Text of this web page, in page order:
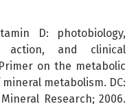
D: photobiology,
action, and clinical
on the metabolic
metabolism. DC:
Research; 2006.